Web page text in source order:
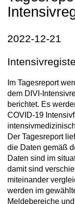
2022-12-21
Im Tagesreport
dem DIVI-
berichtet. Es
COVID-19
Der Tagesreport
die Daten gemäß
Daten sind im
damit sind
miteinander
werden im
Meldebereiche